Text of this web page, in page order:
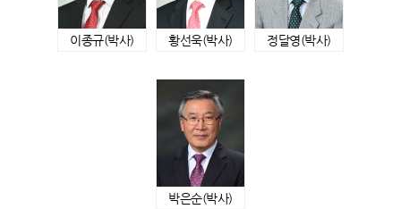
이종규(박사) 황선욱(박사) 정달영(박사)
박은순(박사)